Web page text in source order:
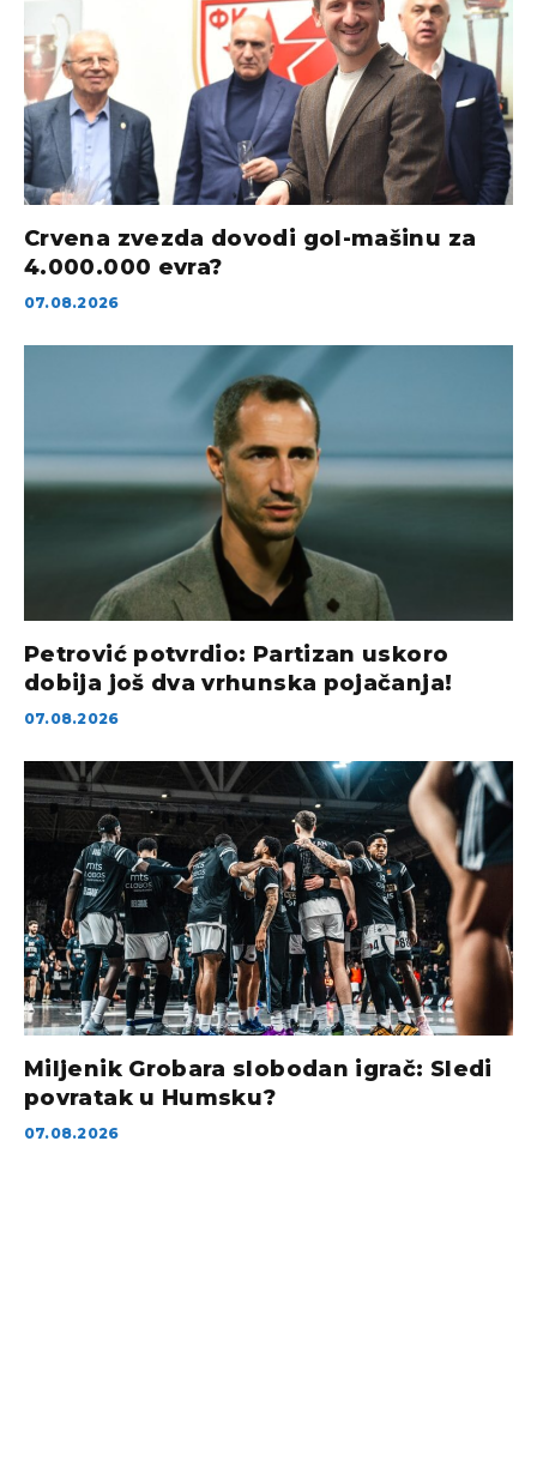
Crvena zvezda dovodi gol-mašinu za
4.000.000 evra?
07.08.2026
Petrović potvrdio: Partizan uskoro
dobija još dva vrhunska pojačanja!
07.08.2026
Miljenik Grobara slobodan igrač: Sledi
povratak u Humsku?
07.08.2026